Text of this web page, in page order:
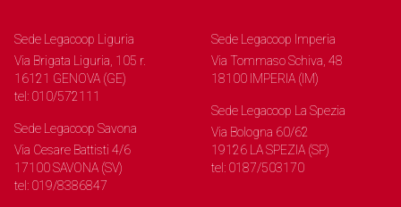
Sede Legacoop Liguria
Via Brigata Liguria, 105 r.
16121 GENOVA (GE)
tel: 010/572111
Sede Legacoop Savona
Via Cesare Battisti 4/6
17100 SAVONA (SV)
tel: 019/8386847
Sede Legacoop Imperia
Via Tommaso Schiva, 48
18100 IMPERIA (IM)
Sede Legacoop La Spezia
Via Bologna 60/62
19126 LA SPEZIA (SP)
tel: 0187/503170